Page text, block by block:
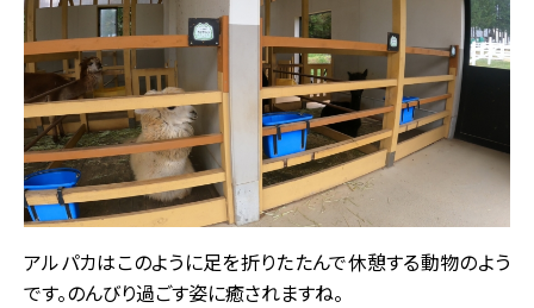
アルパカはこのように足を折りたたんで休憩する動物のよう
です。のんびり過ごす姿に癒されますね。